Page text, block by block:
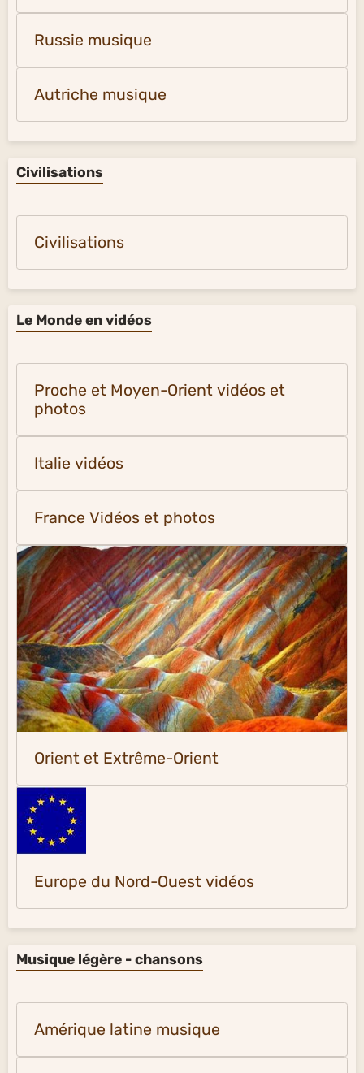
Russie musique
Autriche musique
Civilisations
Civilisations
Le Monde en vidéos
Proche et Moyen-Orient vidéos et
photos
Italie vidéos
France Vidéos et photos
Orient et Extrême-Orient
Europe du Nord-Ouest vidéos
Musique légère - chansons
Amérique latine musique